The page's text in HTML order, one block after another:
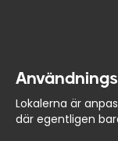
Lokalerna är
där egentligen